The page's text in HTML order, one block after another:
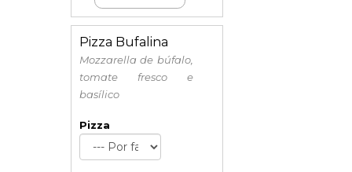
Pizza Bufalina
Mozzarella de búfalo,
tomate fresco e
basílico
Pizza